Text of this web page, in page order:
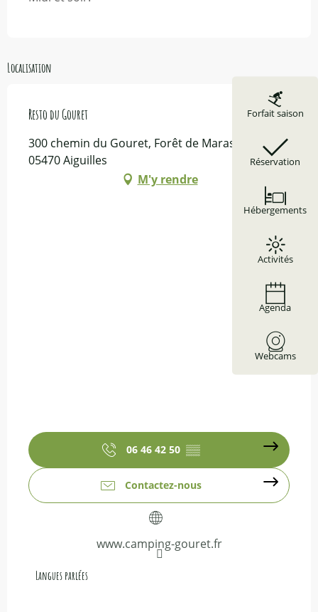
Forfait saison
Réservation
Hébergements
Activités
Agenda
Webcams
Localisation
Resto du Gouret
300 chemin du Gouret, Forêt de Marassan,
05470 Aiguilles
M'y rendre
06 46 42 50 ▒▒
Contactez-nous
www.camping-gouret.fr
Langues parlées
Langues parlées